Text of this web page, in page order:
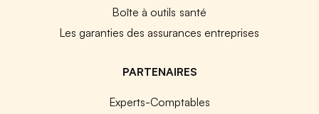
Boîte à outils santé
Les garanties des assurances entreprises
PARTENAIRES
Experts-Comptables